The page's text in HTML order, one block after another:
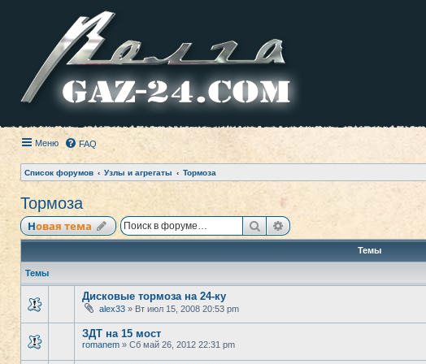
Меню FAQ
Список форумов Узлы и агрегаты Тормоза
Тормоза
Новая тема ПоискРасширенный поиск
Темы
Темы
Дисковые тормоза на 24-ку
alex33 » Вт июл 15, 2008 20:53 pm
ЗДТ на 15 мост
romanem » Сб май 26, 2012 22:31 pm